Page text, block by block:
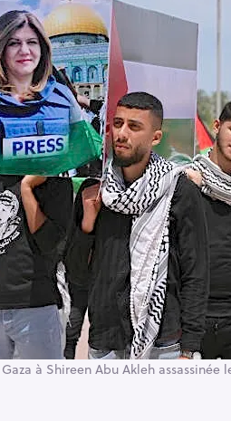
à Shireen Abu Akleh assassinée